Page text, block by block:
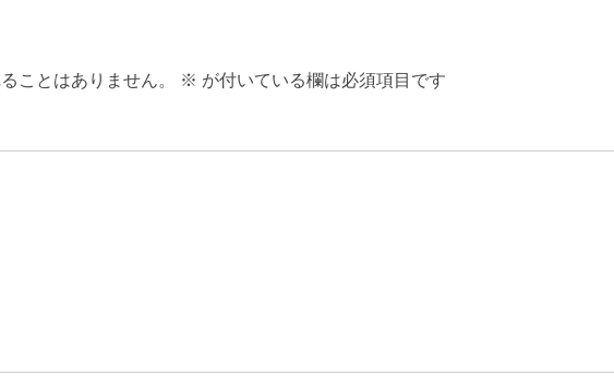
ことはありません。 ※ が付いている欄は必須項目です